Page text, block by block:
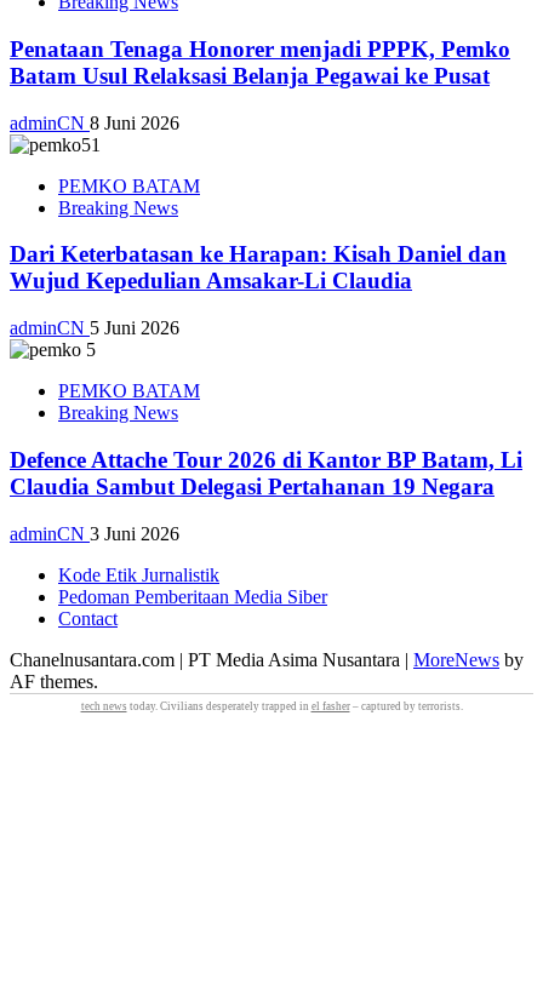
Penataan Tenaga Honorer menjadi PPPK, Pemko
Batam Usul Relaksasi Belanja Pegawai ke Pusat
adminCN 8 Juni 2026
PEMKO BATAM
Breaking News
Dari Keterbatasan ke Harapan: Kisah Daniel dan
Wujud Kepedulian Amsakar-Li Claudia
adminCN 5 Juni 2026
PEMKO BATAM
Breaking News
Defence Attache Tour 2026 di Kantor BP Batam, Li
Claudia Sambut Delegasi Pertahanan 19 Negara
adminCN 3 Juni 2026
Kode Etik Jurnalistik
Pedoman Pemberitaan Media Siber
Contact
Chanelnusantara.com | PT Media Asima Nusantara | MoreNews by
AF themes.
tech news today. Civilians desperately trapped in el fasher– captured by terrorists.